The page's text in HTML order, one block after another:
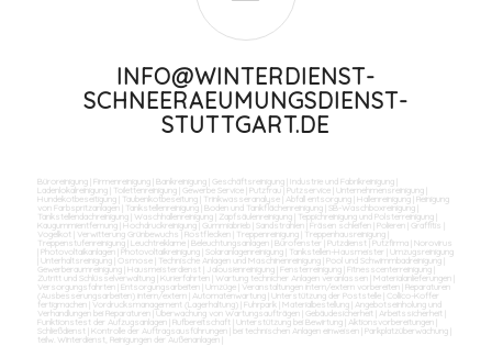
INFO@WINTERDIENST-
SCHNEERAEUMUNGSDIENST-
STUTTGART.DE
Büroreinigung| Firmenreinigung| Bankreinigung| Geschäftsreinigung| Industrie und Fabrikreinigung|
Ladenlokalreinigung| Toilettenreinigung| Gewerbe Service| Putzfrau| Putzservice| Unternehmensreinigung|
Hundekotbeseitigung| Taubenkotbeseitung| Trinkwasseranalyse| Abfall entsorgung| Hallenreinigung| Reinigung
von Farbspritzanlagen
Tankstellenreinigung| Boden und Tankflächenreinigung| SB-Waschboxreinigung|
Tankstellendachreinigung| Waschhallenreinigung| Zapfsäulenreinigung| Teppichreinigung und Polsterreinigung|
Kaugummientfernung| Hochdruckreinigung| Gummiabrieb| Sandstrahlen Fräsen schleifen Polieren Graffitis
Vogelkot
Verwitterung Grünbewuchs | Rostflecken Treppenreinigung| Treppenhausreinigung|
Treppenstufenreinigung| Leuchtreklame| Beleuchtungsanlagen Bürofenster Putzdienst |Putzfirma| Norovirus
Photovoltaikanlagen Photovoltaikreinigung| Solaranlagenreinigung| Tankstellen-Hausmeister
Umzugsreinigung
Unterhaltsreinigung| Osmose| Technische Anlagen und Maschinenreinigung| Pool und Schwimmbadreinigung|
Gewerberaumreinigung| Hausmeisterdienst Jalousienreinigung| Fensterreinigung| Fitnesscenterreinigung|
Zutritt und Schlüsselverwaltung| Kurierfahrten Wartung technicher Anlagen veranlassen Materialanlieferungen
Versorgungsfahrten
Entsorgungsarbeiten Umzüge| Veranstaltungen intern/extern vorbereiten
Reparaturen
(Ausbesserungsarbeiten) intern/extern
Automatenwartung| Unterstützung der Poststelle|
Collico-Koffer
fertigmachen
Vordrucksmanagement (Lagerhaltung)| Fuhrpark Materialbestellung| Angebotseinholung und
Verhandlungen bei Reparaturen |Überwachung von Wartungsaufträgen Gebäudesicherheit Arbeitssicherheit
Funktionstest der Aufzugsanlagen
Rufbereitschaft Unterstützung bei Bewirtung| Aktionsvorbereitungen
Schließdienst Kontrolle der Auftragsausführungen bei technischen Anlagen einweisen Parkplatzüberwachung|
teilw. Winterdienst, Reinigungen der Außenanlagen